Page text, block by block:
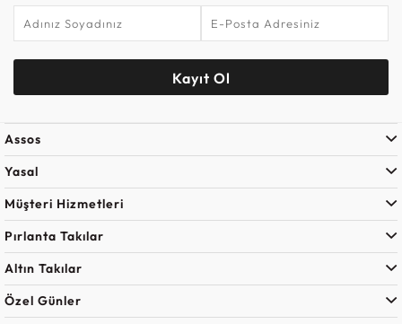
Kayıt Ol
Assos
Yasal
Müşteri Hizmetleri
Pırlanta Takılar
Altın Takılar
Özel Günler